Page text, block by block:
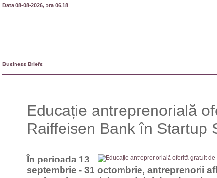
Data 08-08-2026, ora 06.18
Business Briefs
Educație antreprenorială
Raiffeisen Bank în Startup
În perioada 13
septembrie - 31 octombrie, antreprenorii